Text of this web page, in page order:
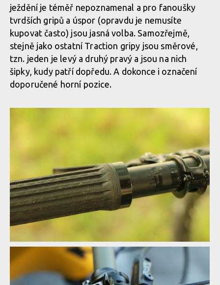
ježdění je téměř nepoznamenal a pro fanoušky
tvrdších gripů a úspor (opravdu je nemusíte
kupovat často) jsou jasná volba. Samozřejmě,
stejně jako ostatní Traction gripy jsou směrové,
tzn. jeden je levý a druhý pravý a jsou na nich
šipky, kudy patří dopředu. A dokonce i označení
doporučené horní pozice.
Gripy Renthal